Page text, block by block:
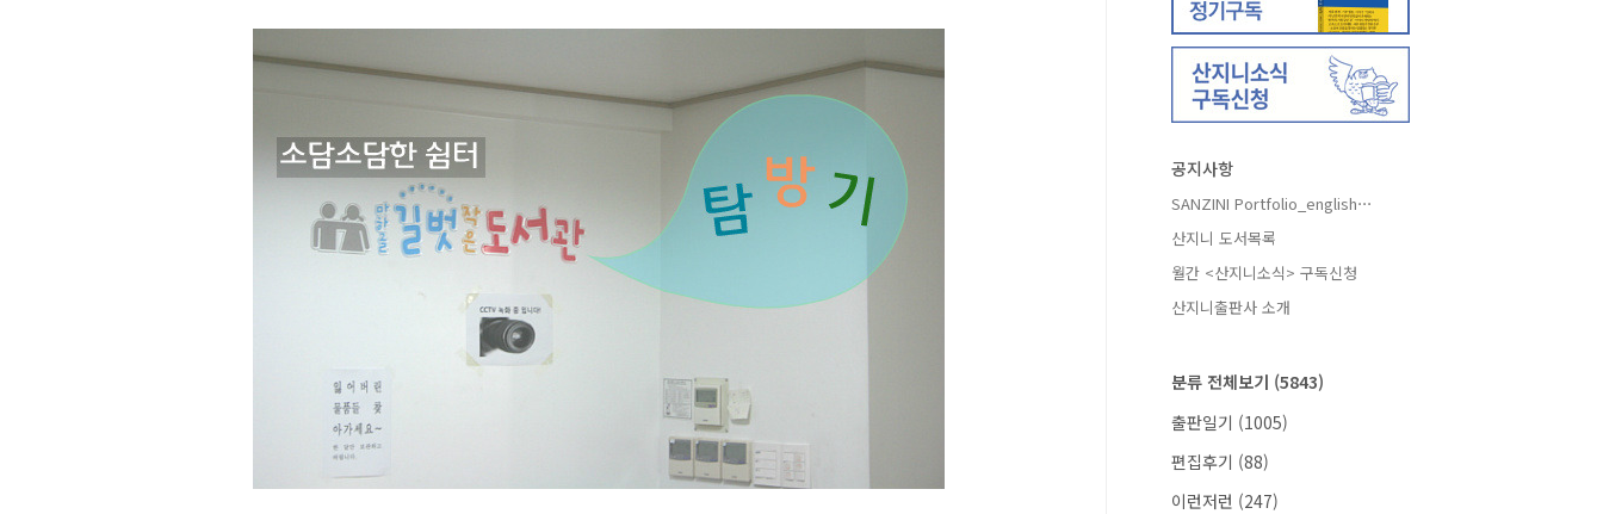
공지사항
SANZINI Portfolio_english⋯
산지니 도서목록
월간 <산지니소식> 구독신청
산지니출판사 소개
분류 전체보기 (5843)
출판일기 (1005)
편집후기 (88)
이런저런 (247)